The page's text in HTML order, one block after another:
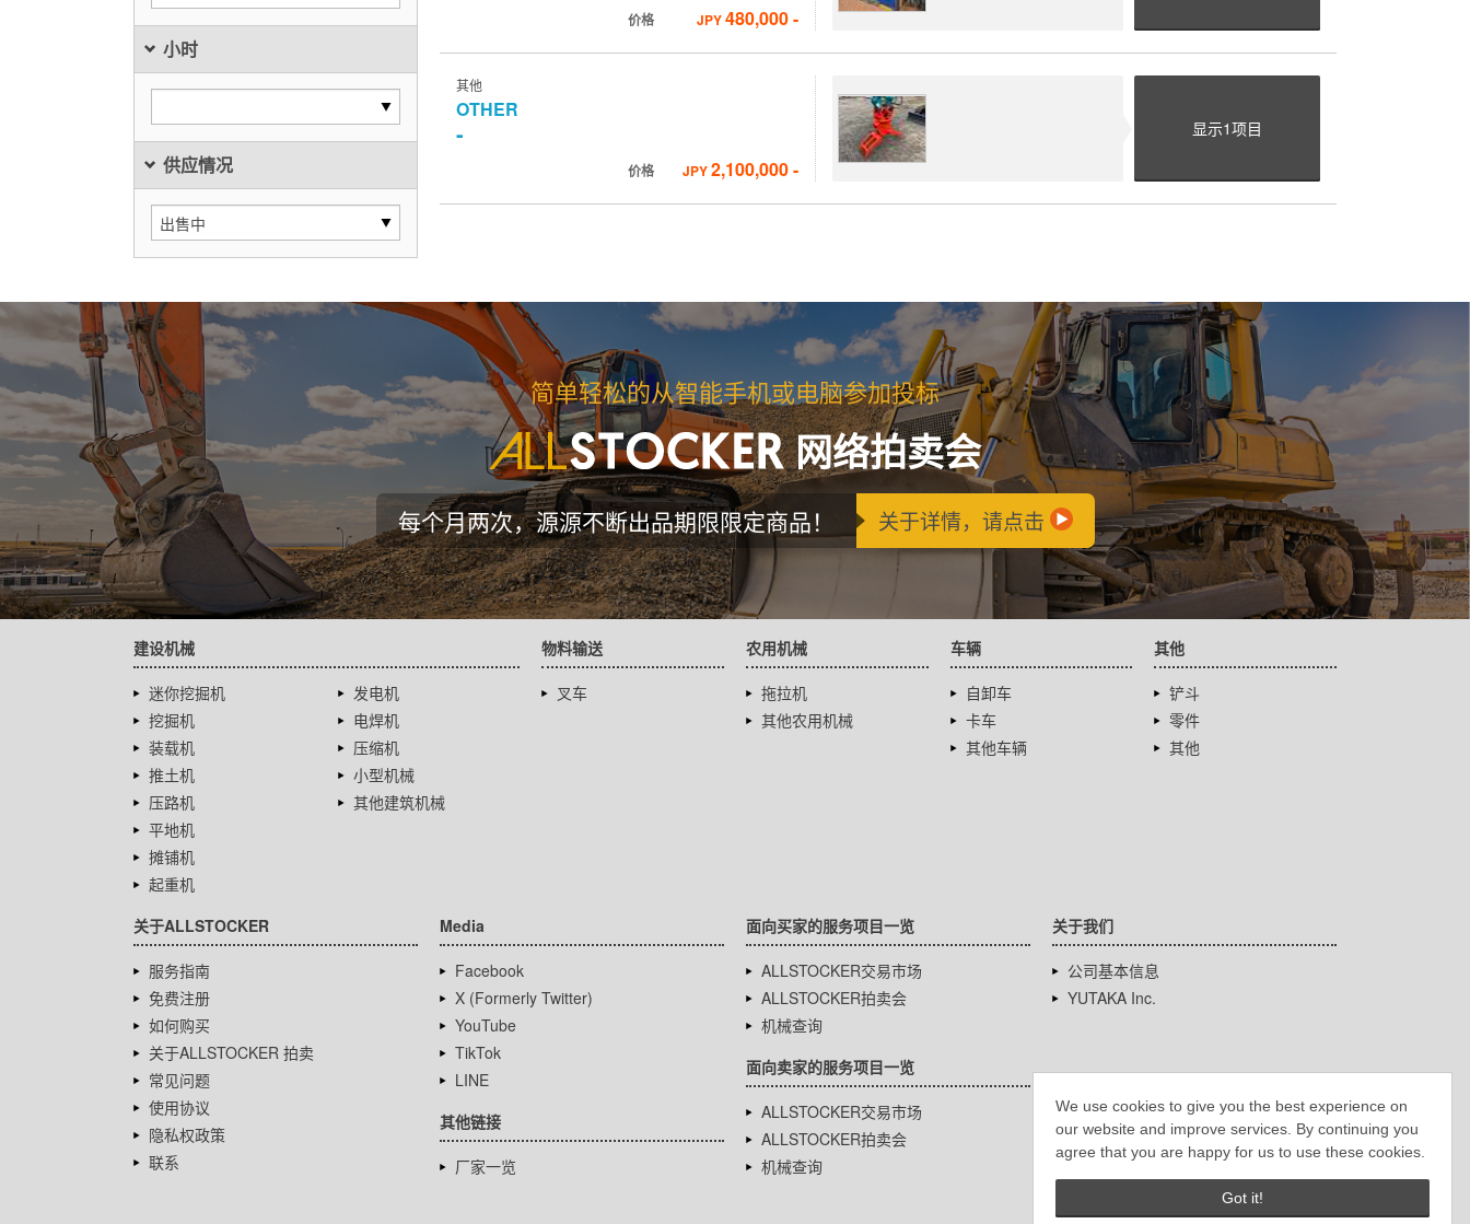
We use cookies to give you the best experience on
our website and improve services. By continuing you
agree that you are happy for us to use these cookies.
Got it!
小时
供应情况
价格 JPY480,000-
其他
OTHER
-
价格 JPY2,100,000-
显示1项目
简单轻松的从智能手机或电脑参加投标
网络拍卖会
每个月两次，源源不断出品期限限定商品！ 关于详情，请点击
建设机械
迷你挖掘机
挖掘机
装载机
推土机
压路机
平地机
摊铺机
起重机
发电机
电焊机
压缩机
小型机械
其他建筑机械
物料输送
叉车
农用机械
拖拉机
其他农用机械
车辆
自卸车
卡车
其他车辆
其他
铲斗
零件
其他
关于ALLSTOCKER
服务指南
免费注册
如何购买
关于ALLSTOCKER 拍卖
常见问题
使用协议
隐私权政策
联系
Media
Facebook
X (Formerly Twitter)
YouTube
TikTok
LINE
其他链接
厂家一览
面向买家的服务项目一览
ALLSTOCKER交易市场
ALLSTOCKER拍卖会
机械查询
面向卖家的服务项目一览
ALLSTOCKER交易市场
ALLSTOCKER拍卖会
机械查询
关于我们
公司基本信息
YUTAKA Inc.